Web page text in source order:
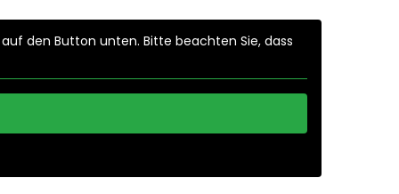
den Button unten. Bitte beachten Sie, dass